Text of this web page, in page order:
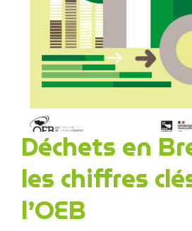
Déchets en
les chiffres
l’OEB